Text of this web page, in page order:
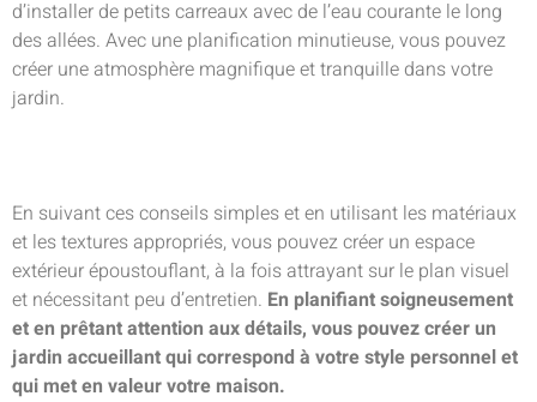
d’installer de petits carreaux avec de l’eau courante le long
des allées. Avec une planification minutieuse, vous pouvez
créer une atmosphère magnifique et tranquille dans votre
jardin.
En suivant ces conseils simples et en utilisant les matériaux
et les textures appropriés, vous pouvez créer un espace
extérieur époustouflant, à la fois attrayant sur le plan visuel
et nécessitant peu d’entretien. En planifiant soigneusement
et en prêtant attention aux détails, vous pouvez créer un
jardin accueillant qui correspond à votre style personnel et
qui met en valeur votre maison.